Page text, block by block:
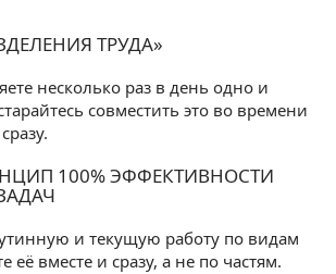
ТРУДА»
несколько раз в день одно и
совместить это во времени
100% ЭФФЕКТИВНОСТИ
и текущую работу по видам
её вместе и сразу, а не по частям.